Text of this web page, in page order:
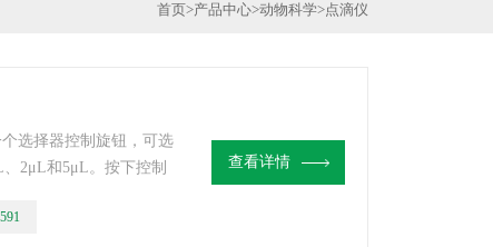
首页>产品中心>动物科学>点滴仪
选择器控制旋钮，可选
2μL和5μL。按下控制
591
查看详情